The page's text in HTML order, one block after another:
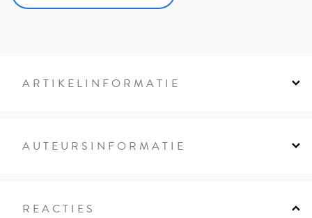
ARTIKELINFORMATIE
AUTEURSINFORMATIE
REACTIES